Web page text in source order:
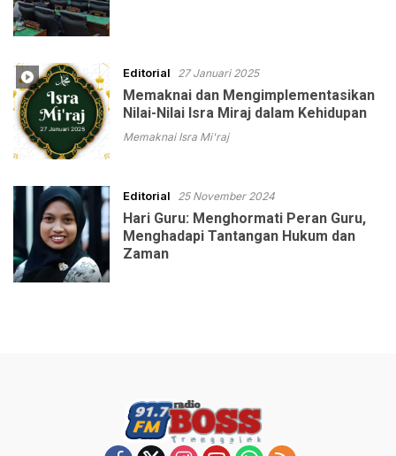
Editorial 27 Januari 2025
Memaknai dan Mengimplementasikan
Nilai-Nilai Isra Miraj dalam Kehidupan
Memaknai Isra Mi'raj
Editorial 25 November 2024
Hari Guru: Menghormati Peran Guru,
Menghadapi Tantangan Hukum dan
Zaman